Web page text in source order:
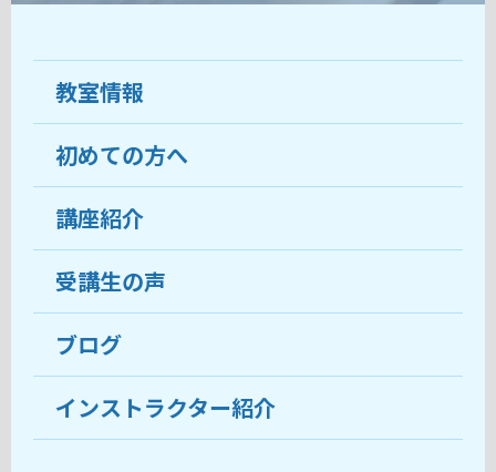
教室情報
教室について
受講生の声
おすすめ・人気の講座
目的から講座を探す
教室ブログ
初めての方へ
ココがおすすめ
料金
受講までの流れ
よくあるご質問
講座紹介
受講生の声
ブログ
インストラクター紹介